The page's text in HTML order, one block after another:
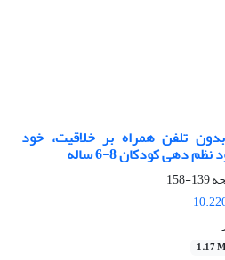
تلفن همراه بر خلاقیت، خود
دهی کودکان 8-6 ساله
139-158
1.17 M